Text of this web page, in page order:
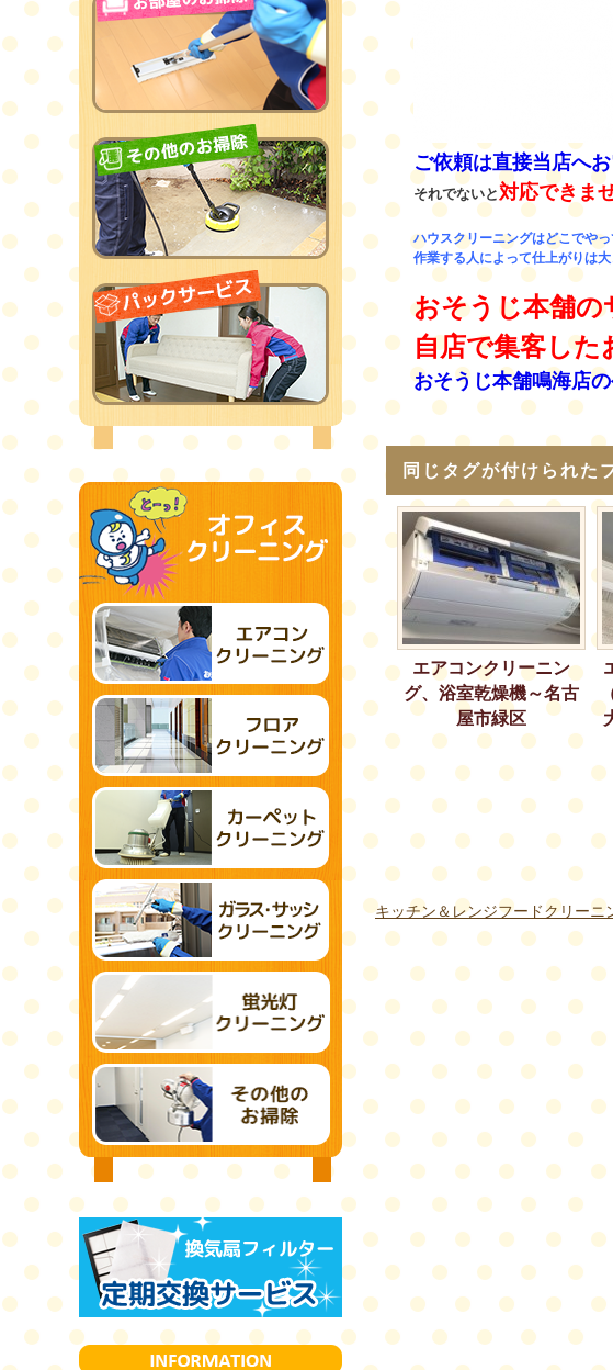
ご依頼は直接当店へ
それでないと対応できま
ハウスクリーニングはどこでや
作業する人によって仕上がりは
おそうじ本舗の
自店で集客し
おそうじ本舗鳴海店
同じタグが付けられた
エアコンクリーニン
グ、浴室乾燥機～名古
屋市緑区
キッチン＆レンジフードクリーニ